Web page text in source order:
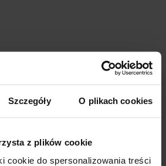
Szczegóły O plikach cookies
z plików cookie
cookie do spersonalizowania treści